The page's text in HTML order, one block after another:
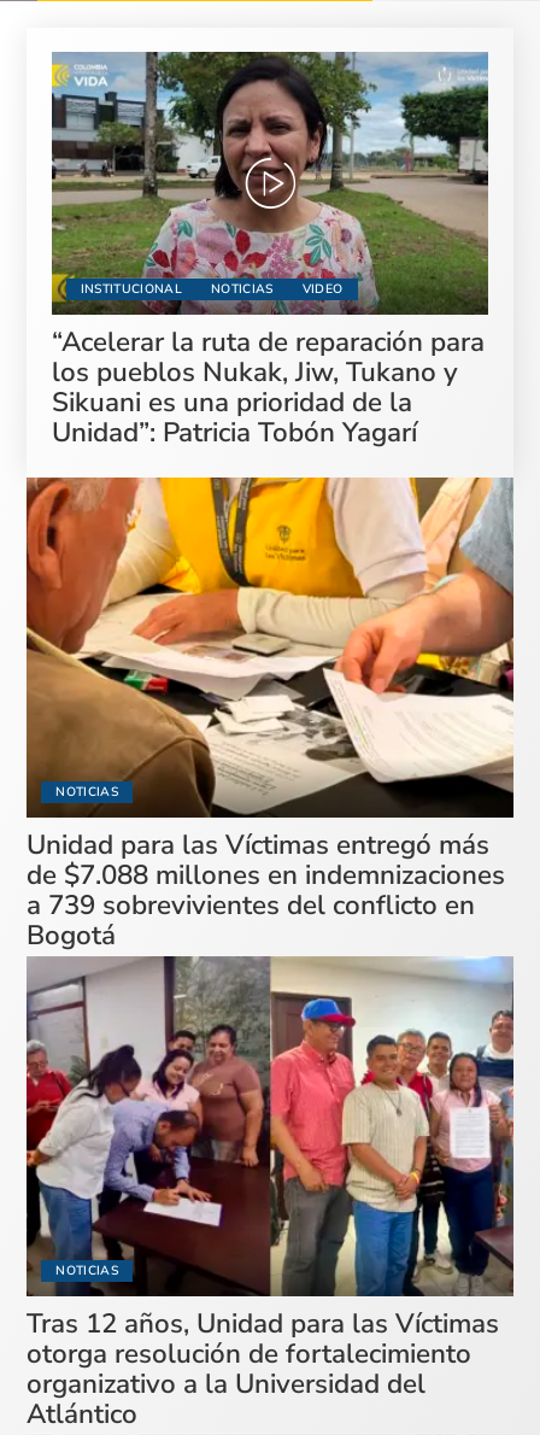
INSTITUCIONAL NOTICIAS VIDEO
“Acelerar la ruta de reparación para
los pueblos Nukak, Jiw, Tukano y
Sikuani es una prioridad de la
Unidad”: Patricia Tobón Yagarí
NOTICIAS
Unidad para las Víctimas entregó más
de $7.088 millones en indemnizaciones
a 739 sobrevivientes del conflicto en
Bogotá
NOTICIAS
Tras 12 años, Unidad para las Víctimas
otorga resolución de fortalecimiento
organizativo a la Universidad del
Atlántico